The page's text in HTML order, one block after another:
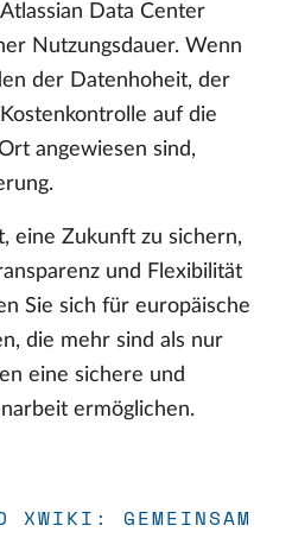
Data Center
Nutzungsdauer. Wenn
der Datenhoheit, der
auf die
angewiesen sind,
eine Zukunft zu sichern,
und Flexibilität
Sie sich für europäische
die mehr sind als nur
eine sichere und
ermöglichen.
XWIKI: GEMEINSAM